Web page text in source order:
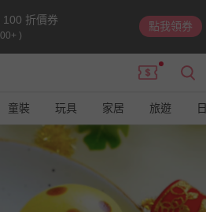
100 折價券
)
點我領券
童裝 玩具 家居 旅遊